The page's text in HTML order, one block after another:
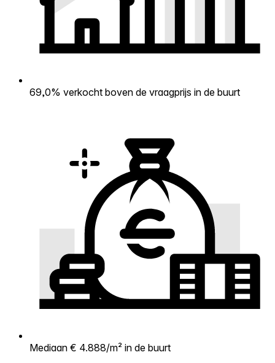
69,0% verkocht boven de vraagprijs in de buurt
Mediaan € 4.888/m² in de buurt